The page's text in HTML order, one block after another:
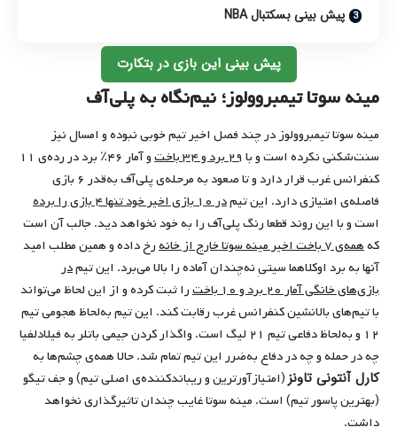
پیش بینی بسکتبال NBA
پیش بینی این بازی در بتکارت
مینه سوتا تیمبروولوز؛ نیم‌نگاه به پلی‌آف
مینه سوتا تیمبروولوز در چند فصل اخیر تیم خوبی نبوده و امسال نیز
سنت‌شکنی نکرده است و با ۲۹ برد و ۳۴ باخت
و آمار ۴۶٪ برد در رده‌ی ۱۱
کنفرانس غرب قرار دارد و تا صعود به مرحله‌ی پلی‌آف به‌قدر ۶ بازی
فاصله‌ی امتیازی دارد. این تیمدر ۱۰ بازی اخیر خود تنها ۴ بازی را برده
است و با این روند قطعا رنگ پلی‌آف را به خود نخواهد دید. جالب آن است
کههمه‌ی ۷ باخت اخیر مینه سوتا خارج از خانه
رخ داده و همین مطلب امید
آنها به برد اوکلاهما سیتیِ نه‌چندان آماده را بالا می‌برد. این تیمدر
بازی‌های خانگی آمار ۲۰ برد و ۱۰ باخت
را ثبت کرده و از این لحاظ می‌تواند
با تیم‌های بالانشین کنفرانس غرب رقابت کند. این تیم به‌لحاظ هجومی تیم
۱۲ و به‌لحاظ دفاعی تیم ۲۱ لیگ است. واگذار کردن جیمی باتلر به فیلادلفیا
چه در حمله و چه در دفاع به‌ضرر این تیم تمام شد. حالا همه‌ی چشم‌ها به
کارل آنتونی تاونز(امتیازآورترین و ریباندکننده‌ی اصلی تیم) و جف تیگو
(بهترین پاسور تیم) است. مینه سوتا غایب چندان تاثیرگذاری نخواهد
داشت.